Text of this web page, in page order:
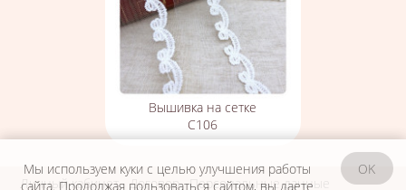
Вышивка на сетке
С106
Личный кабинет Договор Персональные данные
Мы используем куки с целью улучшения работы
сайта. Продолжая пользоваться сайтом, вы даете
OK